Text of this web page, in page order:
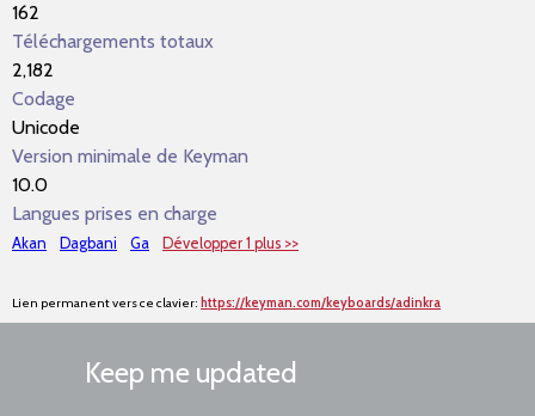
162
Téléchargements totaux
2,182
Codage
Unicode
Version minimale de Keyman
10.0
Langues prises en charge
Akan Dagbani Ga Développer 1 plus >>
Lien permanent vers ce clavier: https://keyman.com/keyboards/adinkra
Keep me updated